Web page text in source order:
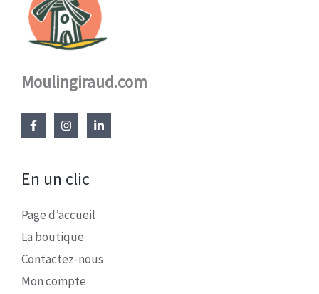
Moulingiraud.com
En un clic
Page d’accueil
La boutique
Contactez-nous
Mon compte